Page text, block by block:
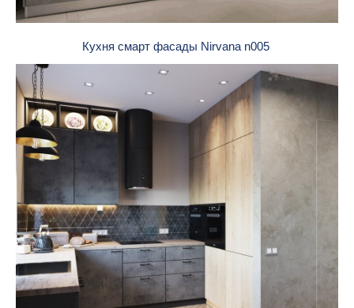
Кухня смарт фасады Nirvana n005